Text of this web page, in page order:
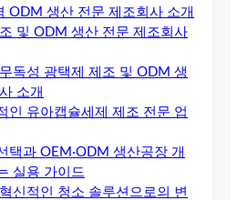
ODM 생산 전문 제조회사 소개
및 ODM 생산 전문 제조회사
독성 광택제 제조 및 ODM 생
소개
인 유아캡슐세제 제조 전문 업
택과 OEM·ODM 생산공장 개
실용 가이드
신적인 청소 솔루션으로의 변